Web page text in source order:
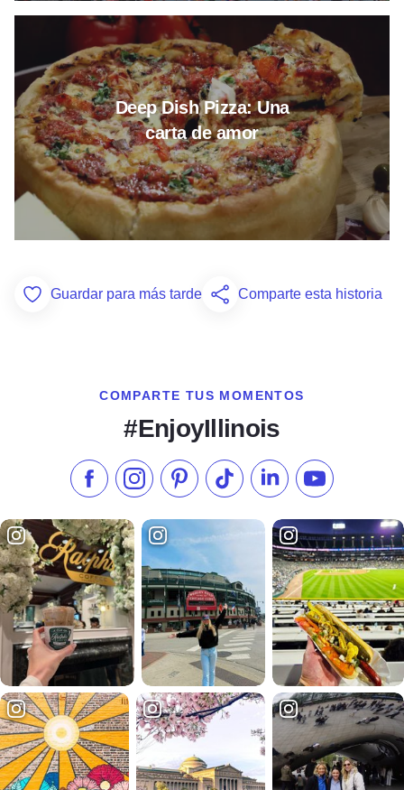
Deep Dish Pizza: Una
carta de amor
Leer más sobre Deep Dish
Add to Favorites
Guardar para más tarde Comparte esta historia
COMPARTE TUS MOMENTOS
#EnjoyIllinois
Síganos en Facebook
Síganos en Instagram
Visite nuestro Pinterest
Síganos en TikTok
Síganos en LinkedIn
Suscríbase a